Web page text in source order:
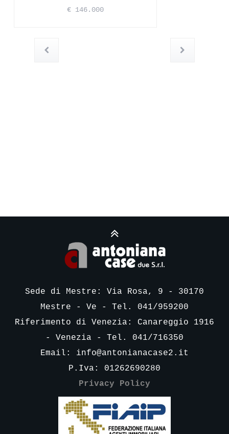
€ 146.000
Sede di Mestre: Via Rosa, 9 - 30170
Mestre - Ve - Tel. 041/959200
Riferimento di Venezia: Canareggio 1916
- Venezia - Tel. 041/716350
Email: info@antonianacase2.it
P.Iva: 01262690280
Privacy Policy